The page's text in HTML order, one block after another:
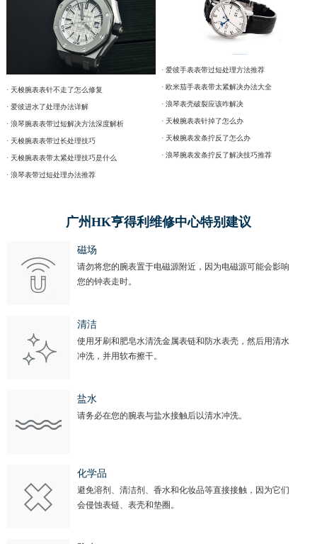
· 天梭腕表表针不走了怎么修复
· 爱彼进水了处理办法详解
· 浪琴腕表表带过短解决方法深度解析
· 天梭腕表表带过长处理技巧
· 天梭腕表表带太紧处理技巧是什么
· 浪琴表带过短处理办法推荐
· 爱彼手表表带过短处理方法推荐
· 欧米茄手表表带太紧解决办法大全
· 浪琴表壳破裂应该咋解决
· 天梭腕表表针掉了怎么办
· 天梭腕表发条拧反了怎么办
· 浪琴腕表发条拧反了解决技巧推荐
广州HK亨得利维修中心特别建议
磁场
请勿将您的腕表置于电磁源附近，因为电磁源可能会影响
您的钟表走时。
清洁
使用牙刷和肥皂水清洗金属表链和防水表壳，然后用清水
冲洗，并用软布擦干。
盐水
请务必在您的腕表与盐水接触后以清水冲洗。
化学品
避免溶剂、清洁剂、香水和化妆品等直接接触，因为它们
会侵蚀表链、表壳和垫圈。